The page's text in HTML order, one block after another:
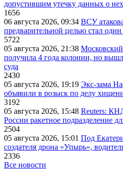
допустившим утечку данных о
1656
06 августа 2026, 09:34 ВСУ
предварительной целью стал
5722
05 августа 2026, 21:38 Московский
получила 4 года колонии, но
суда
2430
05 августа 2026, 19:19 Экс-зама
объявили в розыск по делу
3192
05 августа 2026, 15:48 Reuters:
России ракетное подразделение
2504
05 августа 2026, 15:01 Под
создателя дрона «Упырь»,
2336
Все новости